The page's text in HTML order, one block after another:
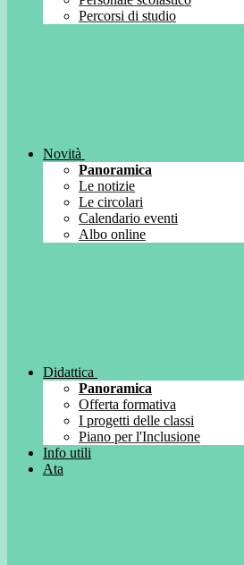
Percorsi di studio
Novità
Panoramica
Le notizie
Le circolari
Calendario eventi
Albo online
Didattica
Panoramica
Offerta formativa
I progetti delle classi
Piano per l'Inclusione
Info utili
Ata